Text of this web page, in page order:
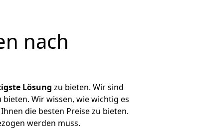
nach
Lösung zu bieten. Wir sind
Wir wissen, wie wichtig es
die besten Preise zu bieten.
werden muss.